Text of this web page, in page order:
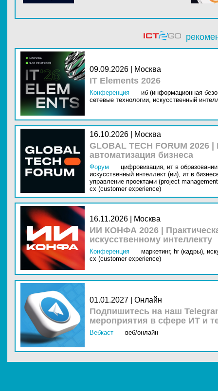
09.09.2026 | Москва
IT Elements 2026
Конференция
иб (информационная
сетевые технологии, искусственный
16.10.2026 | Москва
GLOBAL TECH FORUM
автоматизация бизнеса
Форум цифровизация, ит в
искусственный интеллект (ии), ит в
управление проектами (project
cx (customer experience)
16.11.2026 | Москва
ИИ КОНФА 2026 |
искусственному интеллекту
Конференция маркетинг, hr (кадры),
cx (customer experience)
01.01.2027 | Онлайн
Подпишитесь на наш
мероприятия в сфере ИТ и
Вебкаст веб/онлайн